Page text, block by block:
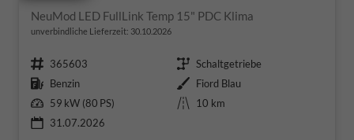
NeuMod LED FullLink Temp 15" PDC Klima
unverbindliche Lieferzeit: 30.10.2026
Fahrzeugnr. 365603 Getriebe Schaltgetriebe
Kraftstoff Benzin Außenfarbe Fiord Blau
Leistung 59 kW (80 PS) Kilometerstand
10 km
31.07.2026